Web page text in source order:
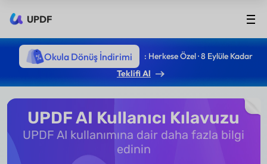
UPDF
Okula Dönüş İndirimi
: Herkese Özel · 8 Eylüle Kadar
Teklifi Al
UPDF AI Kullanıcı Kılavuzu
UPDF AI kullanımına dair daha fazla bilgi
edinin